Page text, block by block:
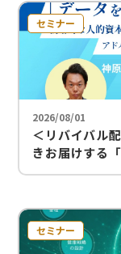
セミナー
2026/08/01
＜リバイバル
きお届けする
～戦略的な人
セミナー